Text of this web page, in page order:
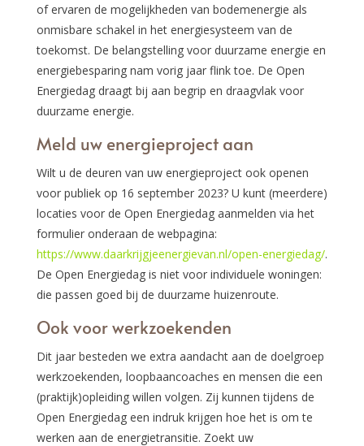
of ervaren de mogelijkheden van bodemenergie als
onmisbare schakel in het energiesysteem van de
toekomst. De belangstelling voor duurzame energie en
energiebesparing nam vorig jaar flink toe. De Open
Energiedag draagt bij aan begrip en draagvlak voor
duurzame energie.
Meld uw energieproject aan
Wilt u de deuren van uw energieproject ook openen
voor publiek op 16 september 2023? U kunt (meerdere)
locaties voor de Open Energiedag aanmelden via het
formulier onderaan de webpagina:
https://www.daarkrijgjeenergievan.nl/open-energiedag/.
De Open Energiedag is niet voor individuele woningen:
die passen goed bij de duurzame huizenroute.
Ook voor werkzoekenden
Dit jaar besteden we extra aandacht aan de doelgroep
werkzoekenden, loopbaancoaches en mensen die een
(praktijk)opleiding willen volgen. Zij kunnen tijdens de
Open Energiedag een indruk krijgen hoe het is om te
werken aan de energietransitie. Zoekt uw